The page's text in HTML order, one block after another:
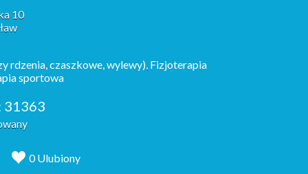
10
rdzenia, czaszkowe, wylewy), Fizjoterapia
sportowa
31363
0 Ulubiony